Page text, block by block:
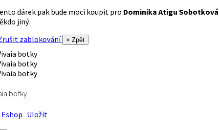
dárek pak bude moci koupit pro Dominika Atigu Sobotková
jiný.
zablokování
× Zpět
botky
Uložit